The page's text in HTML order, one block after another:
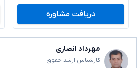
دریافت مشاوره
مهرداد انصاری
کارشناس ارشد حقوق